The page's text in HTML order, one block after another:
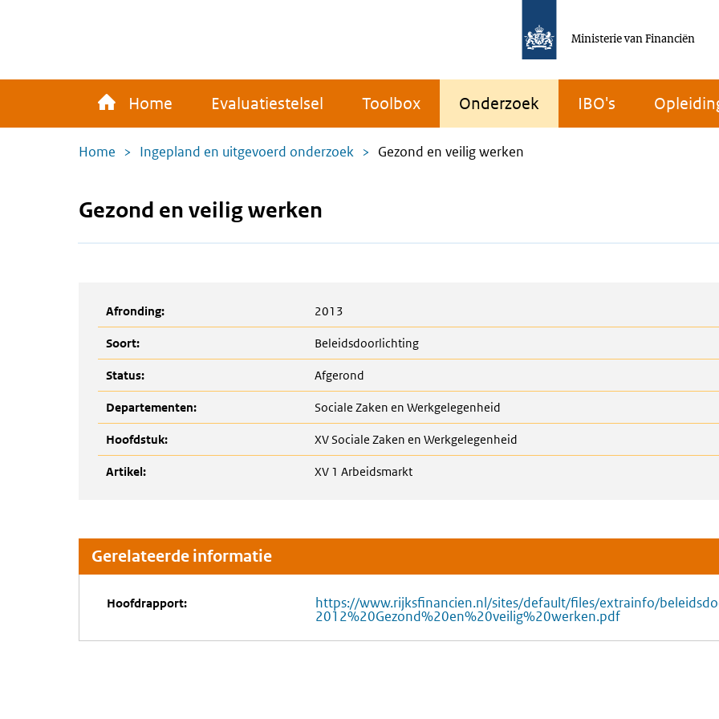
de
Ministerie van Financiën
Main
Home Evaluatiestelsel Toolbox Onderzoek IBO's
Kruimelpad
Home Ingepland en uitgevoerd onderzoek Gezond en veilig werken
Gezond en veilig werken
Afronding: 2013
Soort: Beleidsdoorlichting
Status: Afgerond
Departementen: Sociale Zaken en Werkgelegenheid
Hoofdstuk: XV Sociale Zaken en Werkgelegenheid
Artikel: XV 1 Arbeidsmarkt
Gerelateerde informatie
Hoofdrapport: https://www.rijksfinancien.nl/sites/default/files/extrainfo/
2012%20Gezond%20en%20veilig%20werken.pdf